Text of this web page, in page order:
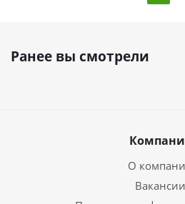
Ранее вы смотрели
О
Вакансии